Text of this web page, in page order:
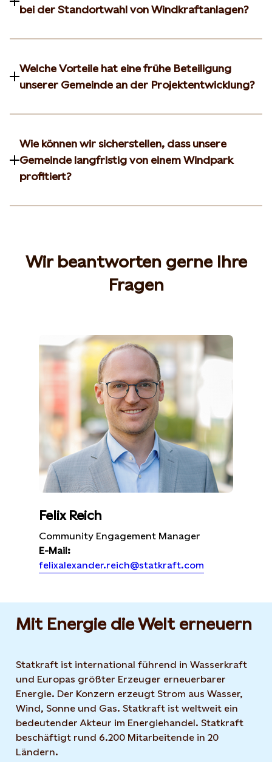
bei der Standortwahl von Windkraftanlagen?
Welche Vorteile hat eine frühe Beteiligung
unserer Gemeinde an der Projektentwicklung?
Wie können wir sicherstellen, dass unsere
Gemeinde langfristig von einem Windpark
profitiert?
Wir beantworten gerne Ihre
Fragen
Felix Reich
Community Engagement Manager
E-Mail:
felixalexander.reich@statkraft.com
Mit Energie die Welt erneuern
Statkraft ist international führend in Wasserkraft
und Europas größter Erzeuger erneuerbarer
Energie. Der Konzern erzeugt Strom aus Wasser,
Wind, Sonne und Gas. Statkraft ist weltweit ein
bedeutender Akteur im Energiehandel. Statkraft
beschäftigt rund 6.200 Mitarbeitende in 20
Ländern.